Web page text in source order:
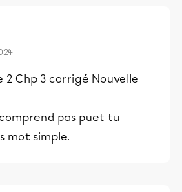
pas puet tu
mot simple.